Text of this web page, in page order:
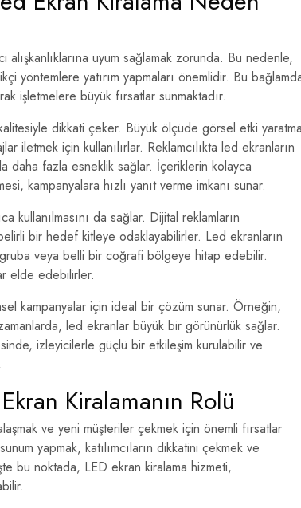
uyum sağlamak zorunda. Bu nedenle,
yöntemlere yatırım yapmaları önemlidir. Bu
işletmelere büyük fırsatlar sunmaktadır.
dikkati çeker. Büyük ölçüde görsel etki
iletmek için kullanılırlar. Reklamcılıkta led ekranların
daha fazla esneklik sağlar. İçeriklerin kolayca
kampanyalara hızlı yanıt verme imkanı sunar.
kullanılmasını da sağlar. Dijital reklamların
bir hedef kitleye odaklayabilirler. Led ekranların
veya belli bir coğrafi bölgeye hitap edebilir.
elde edebilirler.
kampanyalar için ideal bir çözüm sunar. Örneğin,
led ekranlar büyük bir görünürlük sağlar.
izleyicilerle güçlü bir etkileşim kurulabilir ve
Kiralamanın Rolü
ve yeni müşteriler çekmek için önemli fırsatlar
yapmak, katılımcıların dikkatini çekmek ve
bu noktada, LED ekran kiralama hizmeti,